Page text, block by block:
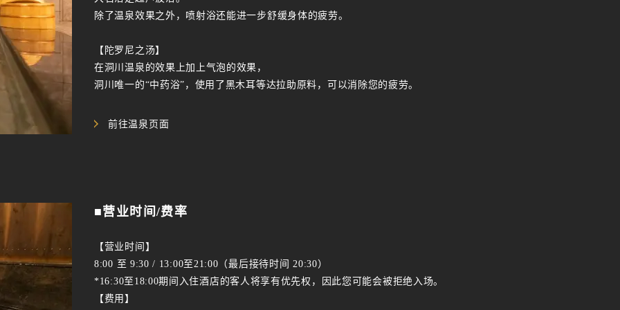
除了温泉效果之外，喷射浴还能进一步舒缓身体的疲劳。
【陀罗尼之汤】
在洞川温泉的效果上加上气泡的效果，
洞川唯一的“中药浴”，使用了黑木耳等达拉助原料，可以消除您的疲劳。
前往温泉页面
■营业时间/费率
【营业时间】
8:00 至 9:30 / 13:00至21:00（最后接待时间 20:30）
*16:30至18:00期间入住酒店的客人将享有优先权，因此您可能会被拒绝入场。
【费用】